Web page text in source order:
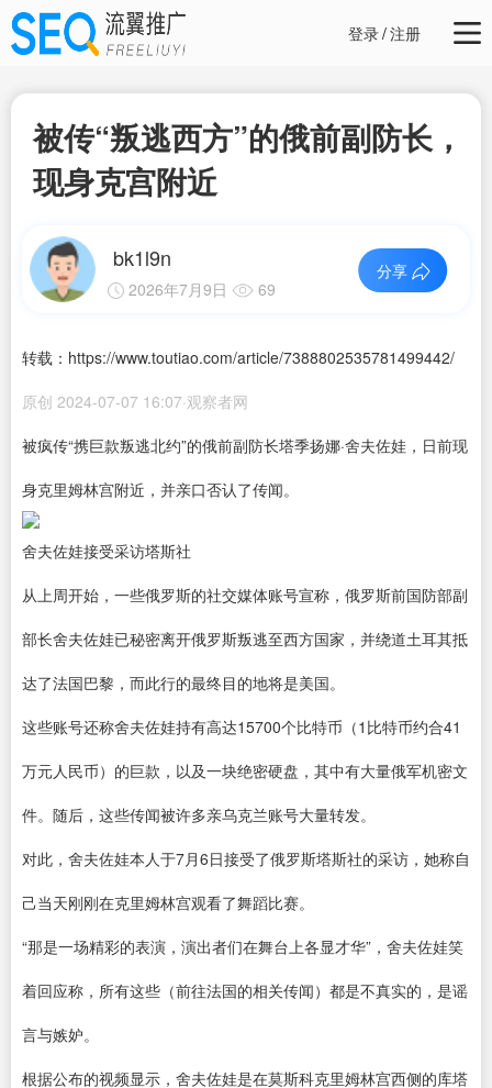
登录/注册
被传“叛逃西方”的俄前副防长，
现身克宫附近
bk1l9n
2026年7月9日 69
分享
转载：https://www.toutiao.com/article/7388802535781499442/
原创 2024-07-07 16:07·观察者网
被疯传“携巨款叛逃北约”的俄前副防长塔季扬娜·舍夫佐娃，日前现
身克里姆林宫附近，并亲口否认了传闻。
舍夫佐娃接受采访塔斯社
从上周开始，一些俄罗斯的社交媒体账号宣称，俄罗斯前国防部副
部长舍夫佐娃已秘密离开俄罗斯叛逃至西方国家，并绕道土耳其抵
达了法国巴黎，而此行的最终目的地将是美国。
这些账号还称舍夫佐娃持有高达15700个比特币（1比特币约合41
万元人民币）的巨款，以及一块绝密硬盘，其中有大量俄军机密文
件。随后，这些传闻被许多亲乌克兰账号大量转发。
对此，舍夫佐娃本人于7月6日接受了俄罗斯塔斯社的采访，她称自
己当天刚刚在克里姆林宫观看了舞蹈比赛。
“那是一场精彩的表演，演出者们在舞台上各显才华”，舍夫佐娃笑
着回应称，所有这些（前往法国的相关传闻）都是不真实的，是谣
言与嫉妒。
根据公布的视频显示，舍夫佐娃是在莫斯科克里姆林宫西侧的库塔